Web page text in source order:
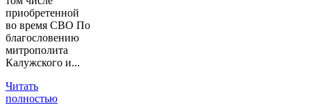
приобретенной
во время СВО По
благословению
митрополита
Калужского и...
Читать
полностью